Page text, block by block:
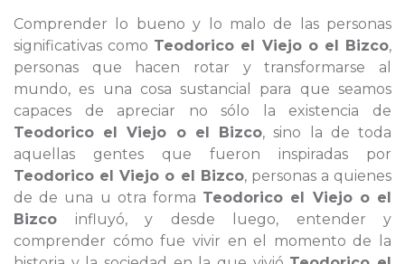
Comprender lo bueno y lo malo de las personas
significativas como Teodorico el Viejo o el Bizco,
personas que hacen rotar y transformarse al
mundo, es una cosa sustancial para que seamos
capaces de apreciar no sólo la existencia de
Teodorico el Viejo o el Bizco, sino la de toda
aquellas gentes que fueron inspiradas por
Teodorico el Viejo o el Bizco, personas a quienes
de de una u otra forma Teodorico el Viejo o el
Bizco influyó, y desde luego, entender y
comprender cómo fue vivir en el momento de la